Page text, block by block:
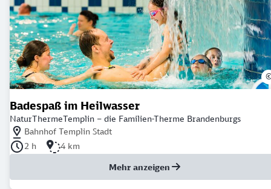
Badespaß im Heilwasser
NaturThermeTemplin – die Familien-Therme Brandenburgs
Nächstgelegener Bahnhof: Bahnhof Templin Stadt
Bahnhof Templin Stadt
Dauer der Tour: 2 Stunden
2 h Länge der Tour: 4 Kilometer
4 km
Mehr anzeigen